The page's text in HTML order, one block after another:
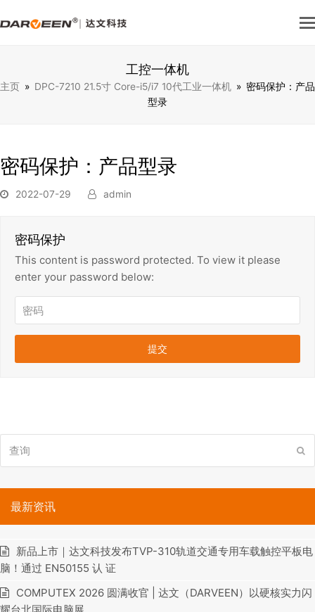
工控一体机
主页 » DPC-7210 21.5寸 Core-i5/i7 10代工业一体机 » 密码保护：产品
型录
密码保护：产品型录
2022-07-29 admin
密码保护
This content is password protected. To view it please
enter your password below:
询
最新资讯
新品上市｜达文科技发布TVP-310轨道交通专用车载触控平板电
脑！通过 EN50155 认 证
COMPUTEX 2026 圆满收官 | 达文（DARVEEN）以硬核实力闪